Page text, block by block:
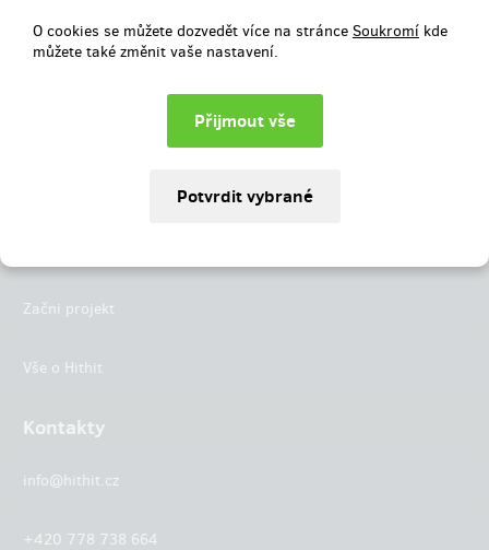
O cookies se můžete dozvedět více na stránce Soukromí kde
můžete také změnit vaše nastavení.
Začni projekt
Vše o Hithit
Kontakty
info@hithit.cz
+420 778 738 664